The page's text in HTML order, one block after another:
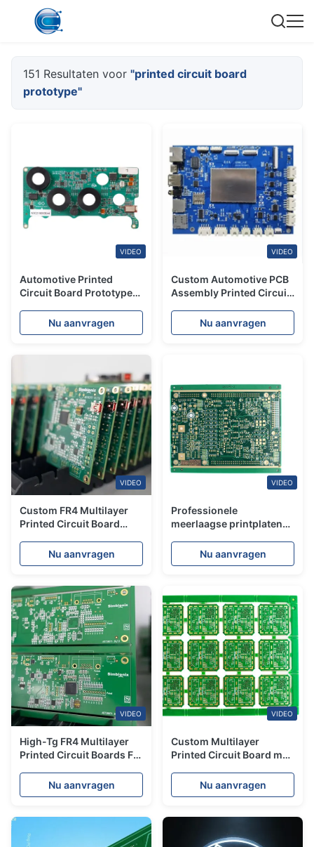
151 Resultaten voor "printed circuit board
prototype"
VIDEO
Automotive Printed
Circuit Board Prototype
Elektronische
componenten
Nu aanvragen
VIDEO
Custom Automotive PCB
Assembly Printed Circuit
Polyimide materiaal
Nu aanvragen
VIDEO
Custom FR4 Multilayer
Printed Circuit Board
Samples Turnkey PCBA
Services
Nu aanvragen
VIDEO
Professionele
meerlaagse printplaten
ondersteunen Full
Turnkey PCBA
Nu aanvragen
VIDEO
High-Tg FR4 Multilayer
Printed Circuit Boards For
DeviceNu aanvragen
VIDEO
Custom Multilayer
Printed Circuit Board met
Nu aanvragen